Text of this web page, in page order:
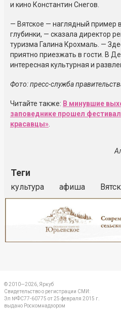
и кино Константин Снегов.
— Вятское — наглядный пример
глубинки, — сказала директор
туризма Галина Крохмаль. —
приятно приезжать в гости. В
интересная культурная и
Фото: пресс-служба
Читайте также: В минувшие
заповеднике прошел
красавцы».
Теги
культура афиша
© 2010—2026, Яркуб
Свидетельство о регистрации СМИ:
Эл №ФС77-60775 от 25 февраля 2015 г.
выдано Роскомнадзором